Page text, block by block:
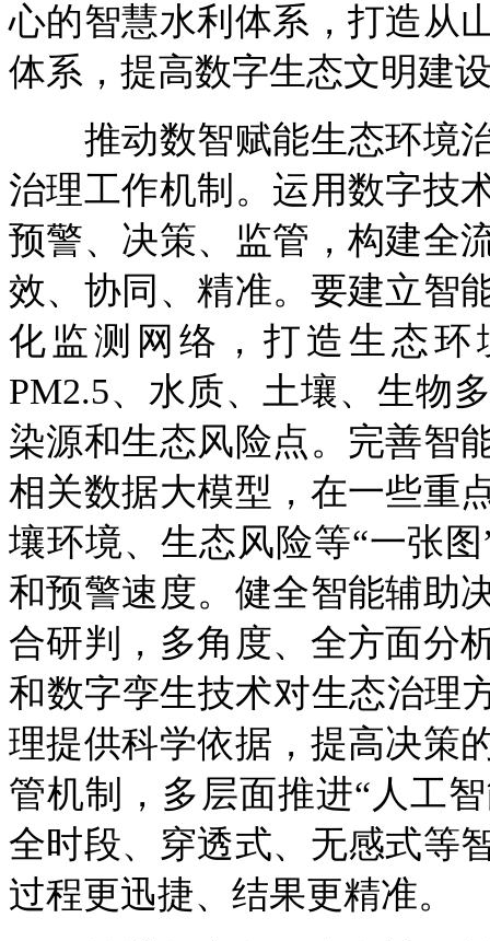
心的智慧水利体系，打造从
体系，提高数字生态文明建
推动数智赋能生态环境治
治理工作机制。运用数字技
预警、决策、监管，构建全
效、协同、精准。要建立智
化监测网络，打造生态环
PM2.5、水质、土壤、生物
染源和生态风险点。完善智
相关数据大模型，在一些重
壤环境、生态风险等“一张
和预警速度。健全智能辅助
合研判，多角度、全方面分
和数字孪生技术对生态治理
理提供科学依据，提高决策
管机制，多层面推进“人工
全时段、穿透式、无感式等
过程更迅捷、结果更精准。